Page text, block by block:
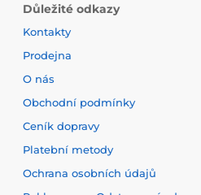
Důležité odkazy
Kontakty
Prodejna
O nás
Obchodní podmínky
Ceník dopravy
Platební metody
Ochrana osobních údajů